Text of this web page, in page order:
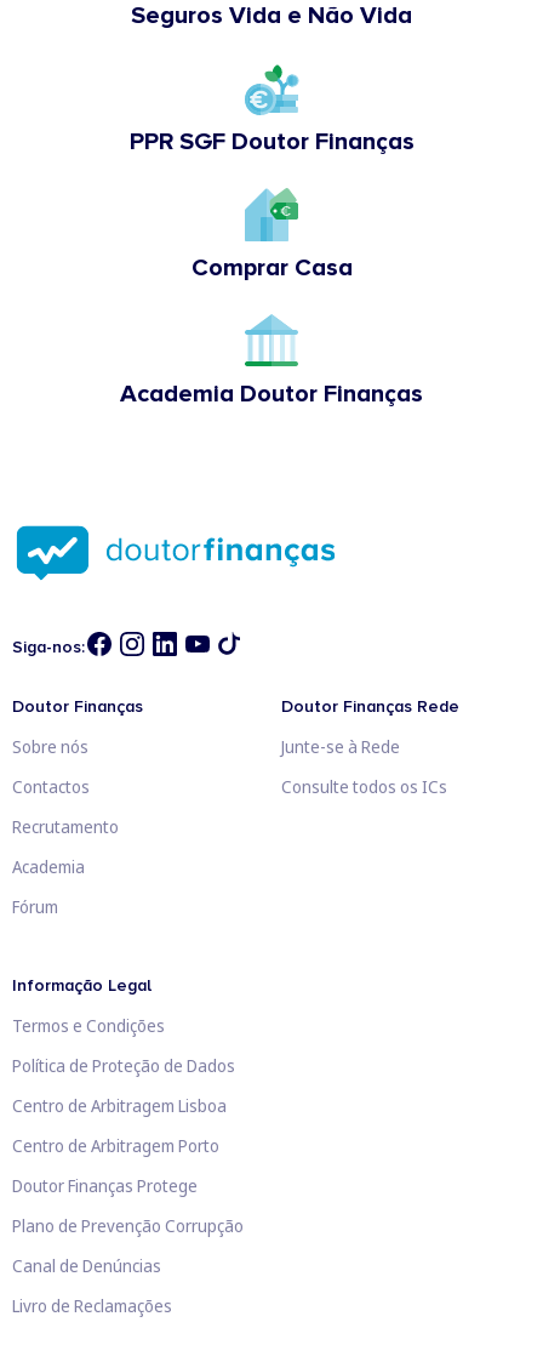
Seguros Vida e Não Vida
PPR SGF Doutor Finanças
Comprar Casa
Academia Doutor Finanças
Siga-nos:
Doutor Finanças
Sobre nós
Contactos
Recrutamento
Academia
Fórum
Doutor Finanças Rede
Junte-se à Rede
Consulte todos os ICs
Informação Legal
Termos e Condições
Política de Proteção de Dados
Centro de Arbitragem Lisboa
Centro de Arbitragem Porto
Doutor Finanças Protege
Plano de Prevenção Corrupção
Canal de Denúncias
Livro de Reclamações